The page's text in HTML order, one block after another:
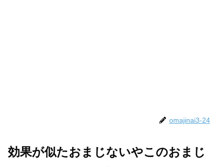
omajinai3-24
効果が似たおまじないやこのおまじ